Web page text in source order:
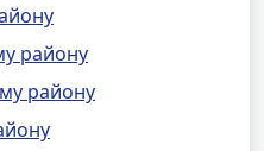
району
району